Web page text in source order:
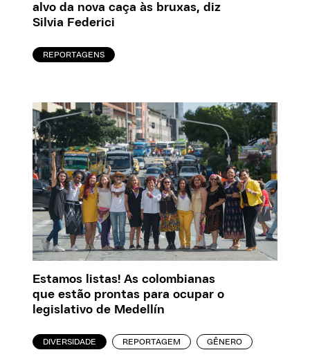
alvo da nova caça às bruxas, diz
Silvia Federici
REPORTAGENS
Estamos listas! As colombianas
que estão prontas para ocupar o
legislativo de Medellín
DIVERSIDADE REPORTAGEM GÊNERO